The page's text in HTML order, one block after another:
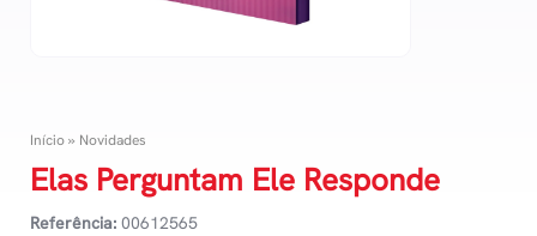
Início» Novidades
Elas Perguntam Ele Responde
Referência: 00612565